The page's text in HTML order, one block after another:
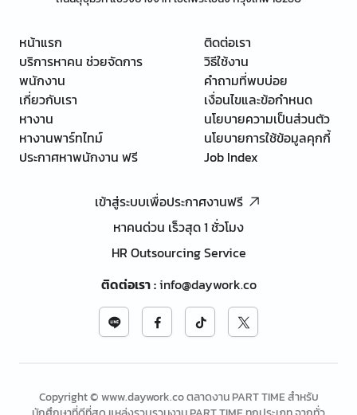
หน้าแรก
บริการหาคน ช่วยจัดการ
พนักงาน
เกี่ยวกับเรา
หางาน
หางานพาร์ทไทม์
ประกาศหาพนักงาน ฟรี
ติดต่อเรา
วิธีใช้งาน
คำถามที่พบบ่อย
เงื่อนไขและข้อกำหนด
นโยบายความเป็นส่วนตัว
นโยบายการใช้ข้อมูลคุกกี้
Job Index
เข้าสู่ระบบเพื่อประกาศงานฟรี
หาคนด่วน เร็วสุด 1 ชั่วโมง
HR Outsourcing Service
ติดต่อเรา:info@daywork.co
Copyright © www.daywork.co ตลาดงาน PART TIME สำหรับ